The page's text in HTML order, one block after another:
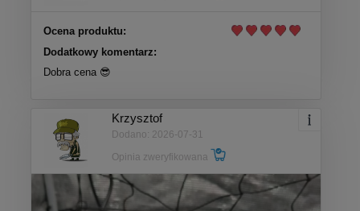
Ocena produktu:
Dodatkowy komentarz:
Dobra cena 😎
Krzysztof
Dodano: 2026-07-31
Opinia zweryfikowana